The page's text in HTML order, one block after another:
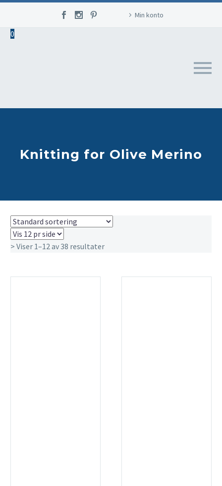
Min konto
0
Knitting for Olive Merino
> Viser 1–12 av 38 resultater